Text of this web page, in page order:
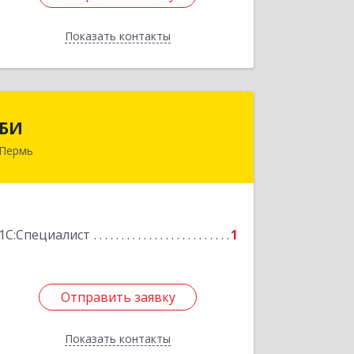
Показать контакты
Назад
БИ
Пермь
1С:Специалист 1
Отправить заявку
Показать контакты
Отправить заявку
Назад